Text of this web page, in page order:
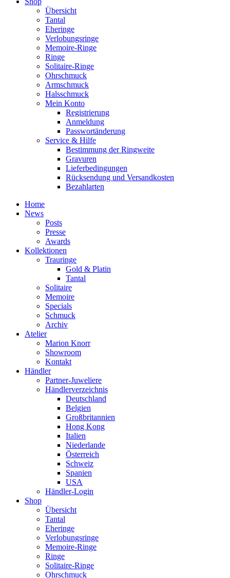
Übersicht
Tantal
Eheringe
Verlobungsringe
Memoire-Ringe
Ringe
Solitaire-Ringe
Ohrschmuck
Armschmuck
Halsschmuck
Mein Konto
Registrierung
Anmeldung
Passwortänderung
Service & Hilfe
Bestimmung der Ringweite
Gravuren
Lieferbedingungen
Rücksendung und Versandkosten
Bezahlarten
Home
News
Posts
Presse
Awards
Kollektionen
Trauringe
Gold & Platin
Tantal
Solitaire
Memoire
Specials
Schmuck
Archiv
Atelier
Marion Knorr
Showroom
Kontakt
Händler
Partner-Juweliere
Händlerverzeichnis
Deutschland
Belgien
Großbritannien
Hong Kong
Italien
Niederlande
Österreich
Schweiz
Spanien
USA
Händler-Login
Shop
Übersicht
Tantal
Eheringe
Verlobungsringe
Memoire-Ringe
Ringe
Solitaire-Ringe
Ohrschmuck